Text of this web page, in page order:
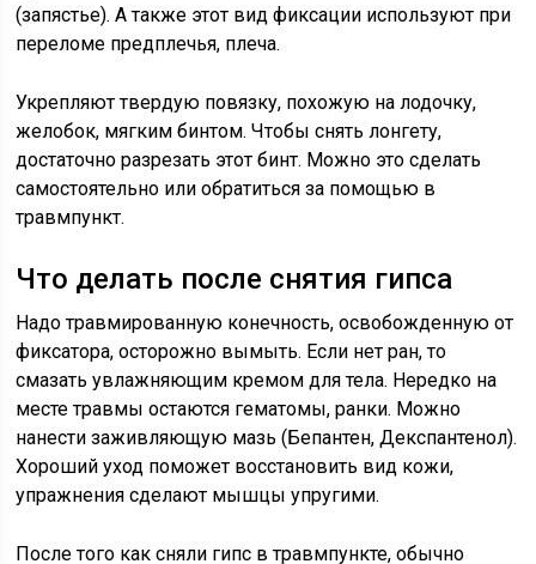
(запястье). А также этот вид фиксации используют при
переломе предплечья, плеча.
Укрепляют твердую повязку, похожую на лодочку,
желобок, мягким бинтом. Чтобы снять лонгету,
достаточно разрезать этот бинт. Можно это сделать
самостоятельно или обратиться за помощью в
травмпункт.
Что делать после снятия гипса
Надо травмированную конечность, освобожденную от
фиксатора, осторожно вымыть. Если нет ран, то
смазать увлажняющим кремом для тела. Нередко на
месте травмы остаются гематомы, ранки. Можно
нанести заживляющую мазь (Бепантен, Декспантенол).
Хороший уход поможет восстановить вид кожи,
упражнения сделают мышцы упругими.
После того как сняли гипс в травмпункте, обычно